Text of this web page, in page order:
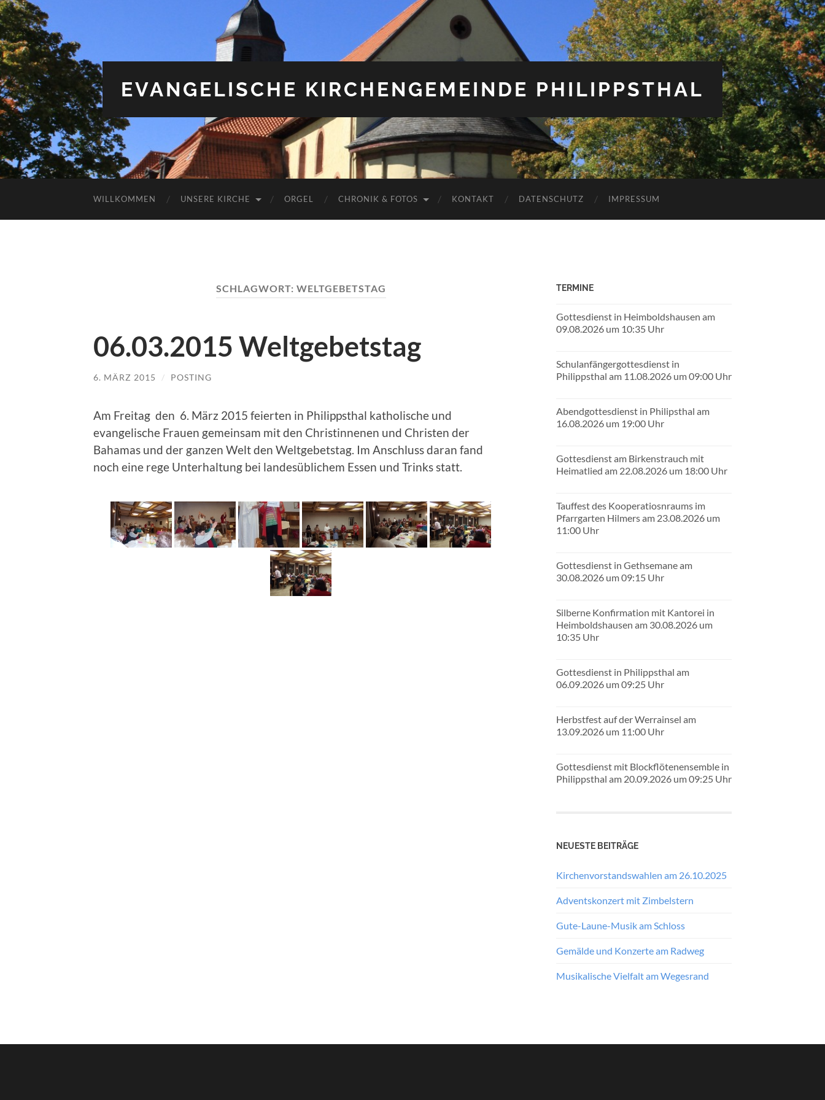
EVANGELISCHE KIRCHENGEMEINDE PHILIPPSTHAL
WILLKOMMEN UNSERE KIRCHE ORGEL CHRONIK & FOTOS KONTAKT DATENSCHUTZ IMPRESSUM
SCHLAGWORT: WELTGEBETSTAG
06.03.2015 Weltgebetstag
6. MÄRZ 2015 / POSTING
Am Freitag den 6. März 2015 feierten in Philippsthal katholische und
evangelische Frauen gemeinsam mit den Christinnenen und Christen der
Bahamas und der ganzen Welt den Weltgebetstag. Im Anschluss daran fand
noch eine rege Unterhaltung bei landesüblichem Essen und Trinks statt.
TERMINE
Gottesdienst in Heimboldshausen am
09.08.2026 um 10:35 Uhr
Schulanfängergottesdienst in
Philippsthal am 11.08.2026 um 09:00 Uhr
Abendgottesdienst in Philipsthal am
16.08.2026 um 19:00 Uhr
Gottesdienst am Birkenstrauch mit
Heimatlied am 22.08.2026 um 18:00 Uhr
Tauffest des Kooperatiosnraums im
Pfarrgarten Hilmers am 23.08.2026 um
11:00 Uhr
Gottesdienst in Gethsemane am
30.08.2026 um 09:15 Uhr
Silberne Konfirmation mit Kantorei in
Heimboldshausen am 30.08.2026 um
10:35 Uhr
Gottesdienst in Philippsthal am
06.09.2026 um 09:25 Uhr
Herbstfest auf der Werrainsel am
13.09.2026 um 11:00 Uhr
Gottesdienst mit Blockflötenensemble in
Philippsthal am 20.09.2026 um 09:25 Uhr
NEUESTE BEITRÄGE
Kirchenvorstandswahlen am 26.10.2025
Adventskonzert mit Zimbelstern
Gute-Laune-Musik am Schloss
Gemälde und Konzerte am Radweg
Musikalische Vielfalt am Wegesrand